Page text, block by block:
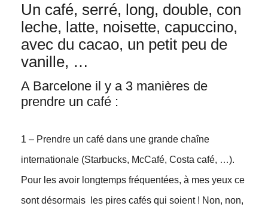
Un café, serré, long, double, con
leche, latte, noisette, capuccino,
avec du cacao, un petit peu de
vanille, …
A Barcelone il y a 3 manières de
prendre un café :
1 – Prendre un café dans une grande chaîne
internationale (Starbucks, McCafé, Costa café, …).
Pour les avoir longtemps fréquentées, à mes yeux ce
sont désormais les pires cafés qui soient ! Non, non,